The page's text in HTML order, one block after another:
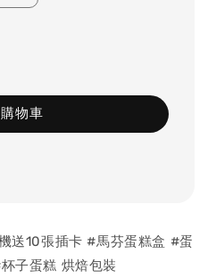
物車
送10張插卡 #馬芬蛋糕盒 #蛋
子蛋糕 烘焙包裝